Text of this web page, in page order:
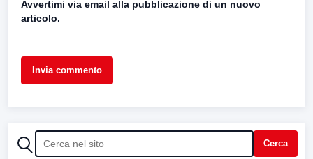
Avvertimi via email alla pubblicazione di un nuovo
articolo.
CERCA Cerca